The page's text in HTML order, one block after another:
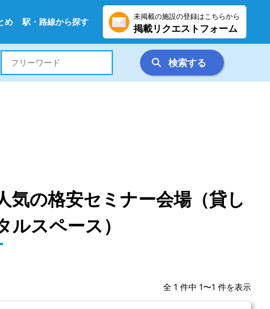
め 駅・路線から探す
未掲載の施設の登録はこちらから
掲載リクエストフォーム
検索する
気の格安セミナー会場（貸し
スペース）
全 1 件中 1〜1 件を表示